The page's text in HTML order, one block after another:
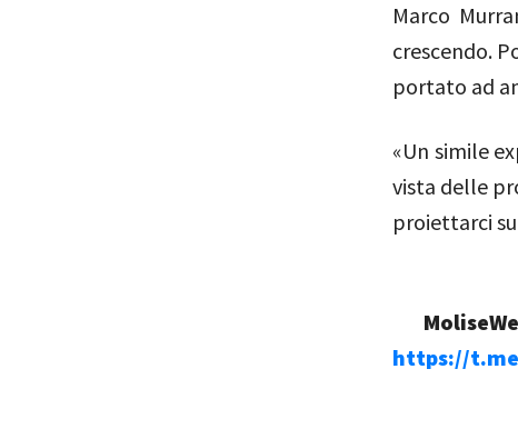
Marco
crescendo.
portato ad
«Un simile
vista delle
proiettarci
https://